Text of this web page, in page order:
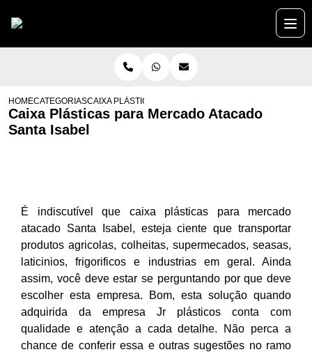
HOMECATEGORIASCAIXA PLÁSTICAS PARA MERCADO ATACADO SANTA
Caixa Plásticas para Mercado Atacado
Santa Isabel
É indiscutível que caixa plásticas para mercado
atacado Santa Isabel, esteja ciente que transportar
produtos agricolas, colheitas, supermecados, seasas,
laticinios, frigorificos e industrias em geral. Ainda
assim, você deve estar se perguntando por que deve
escolher esta empresa. Bom, esta solução quando
adquirida da empresa Jr plásticos conta com
qualidade e atenção a cada detalhe. Não perca a
chance de conferir essa e outras sugestões no ramo